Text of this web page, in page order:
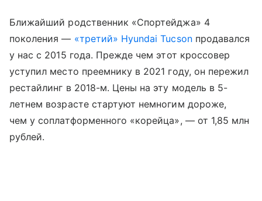
Ближайший родственник «Спортейджа» 4
поколения — «третий» Hyundai Tucsonпродавался
у нас с 2015 года. Прежде чем этот кроссовер
уступил место преемнику в 2021 году, он пережил
рестайлинг в 2018-м. Цены на эту модель в 5-
летнем возрасте стартуют немногим дороже,
чем у соплатформенного «корейца», — от 1,85 млн
рублей.